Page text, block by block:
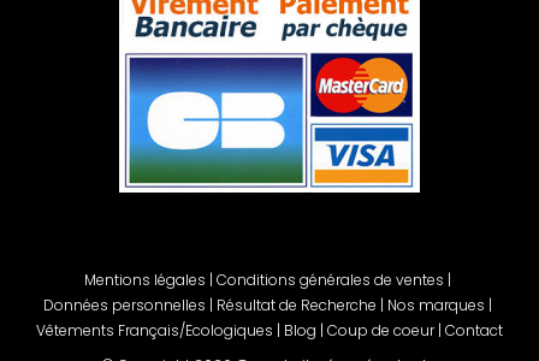
Les chapeaux personnalisés renforcent également la
cohésion d'équipe. En portant des chapeaux aux couleurs
de l'entreprise, vos employés se sentent unis et fiers de
représenter leur organisation. C'est un excellent moyen de
créer un sentiment d'appartenance et de motivation au
sein de votre équipe.
Enfin, les chapeaux personnalisés sont parfaits en tant que
qui laisseront une impression durable chez vos clients et
partenaires. Les chapeaux personnalisés sont des articles
pratiques que les gens utiliseront régulièrement, assurant
une exposition continue de votre marque.
Mentions légales | Conditions générales de ventes |
Données personnelles | Résultat de Recherche | Nos marques |
Vêtements Français/Ecologiques | Blog | Coup de coeur| Contact